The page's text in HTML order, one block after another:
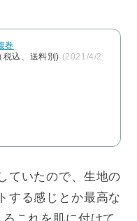
巻
込、送料別) (2021/4/2
ていたので、生地の
する感じとか最高な